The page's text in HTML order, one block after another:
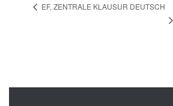
EF, ZENTRALE KLAUSUR DEUTSCH